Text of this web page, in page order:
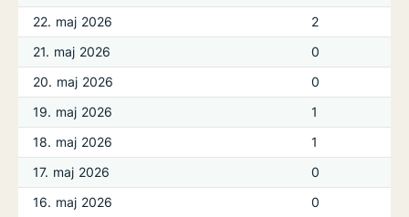
22. maj 2026
2
21. maj 2026
0
20. maj 2026
0
19. maj 2026
1
18. maj 2026
1
17. maj 2026
0
16. maj 2026
0